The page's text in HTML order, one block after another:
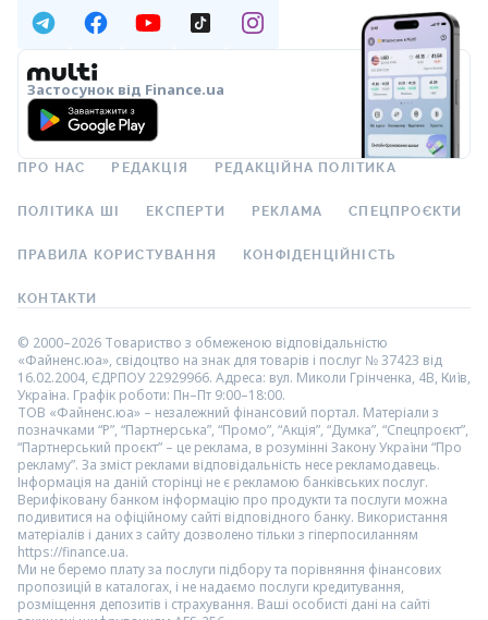
Застосунок від Finance.ua
ПРО НАС РЕДАКЦІЯ РЕДАКЦІЙНА ПОЛІТИКА
ПОЛІТИКА ШІ ЕКСПЕРТИ РЕКЛАМА СПЕЦПРОЄКТИ
ПРАВИЛА КОРИСТУВАННЯ КОНФІДЕНЦІЙНІСТЬ
КОНТАКТИ
© 2000–2026 Товариство з обмеженою відповідальністю
«Файненс.юа», свідоцтво на знак для товарів і послуг № 37423 від
16.02.2004, ЄДРПОУ 22929966. Адреса: вул. Миколи Грінченка, 4В, Київ,
Україна. Графік роботи: Пн–Пт 9:00–18:00.
ТОВ «Файненс.юа» – незалежний фінансовий портал. Матеріали з
позначками “Р”, “Партнерська”, “Промо”, “Акція”, “Думка”, “Спецпроєкт”,
“Партнерський проєкт” – це реклама, в розумінні Закону України “Про
рекламу”. За зміст реклами відповідальність несе рекламодавець.
Інформація на даній сторінці не є рекламою банківських послуг.
Верифіковану банком інформацію про продукти та послуги можна
подивитися на офіційному сайті відповідного банку. Використання
матеріалів і даних з сайту дозволено тільки з гіперпосиланням
https://finance.ua.
Ми не беремо плату за послуги підбору та порівняння фінансових
пропозицій в каталогах, і не надаємо послуги кредитування,
розміщення депозитів і страхування. Ваші особисті дані на сайті